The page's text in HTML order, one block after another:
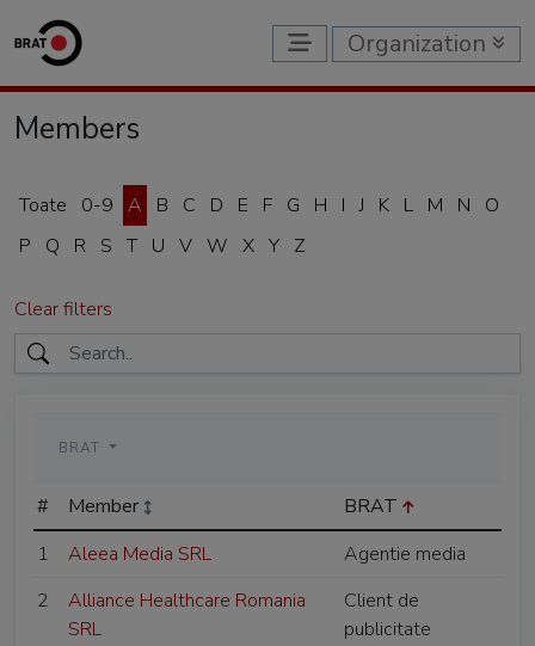
Organization
Members
Toate 0-9 A B C D E F G H I J K L M N
O
P
Q R S T U V W X Y Z
Clear filters
BRAT
# Member
BRAT
1
Aleea Media SRL
Agentie media
2
Alliance Healthcare Romania
SRL
Client de
publicitate